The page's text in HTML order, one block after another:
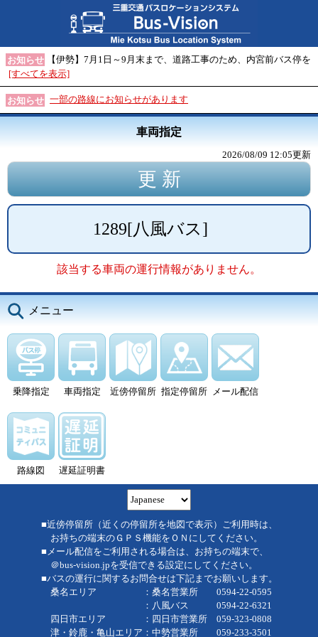
お知らせ
【伊勢】7月1日～9月末まで、道路工事のため、内宮前バス停を
[すべてを表示]
お知らせ 一部の路線にお知らせがあります
車両指定
2026/08/09 12:05更新
1289[八風バス]
該当する車両の運行情報がありません。
メニュー
乗降指定 車両指定 近傍停留所 指定停留所 メール配信
路線図 遅延証明書
■近傍停留所（近くの停留所を地図で表示）ご利用時は、
お持ちの端末のＧＰＳ機能をＯＮにしてください。
■メール配信をご利用される場合は、お持ちの端末で、
＠bus-vision.jpを受信できる設定にしてください。
■バスの運行に関するお問合せは下記までお願いします。
桑名エリア ：桑名営業所 0594-22-0595
：八風バス 0594-22-6321
四日市エリア ：四日市営業所 059-323-0808
津・鈴鹿・亀山エリア：中勢営業所 059-233-3501